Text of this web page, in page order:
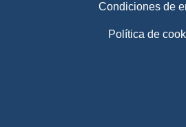
Condiciones de
Política de